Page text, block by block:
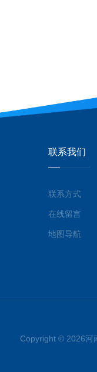
联系我们
联系方式
在线留言
地图导航
Copyright © 2026河